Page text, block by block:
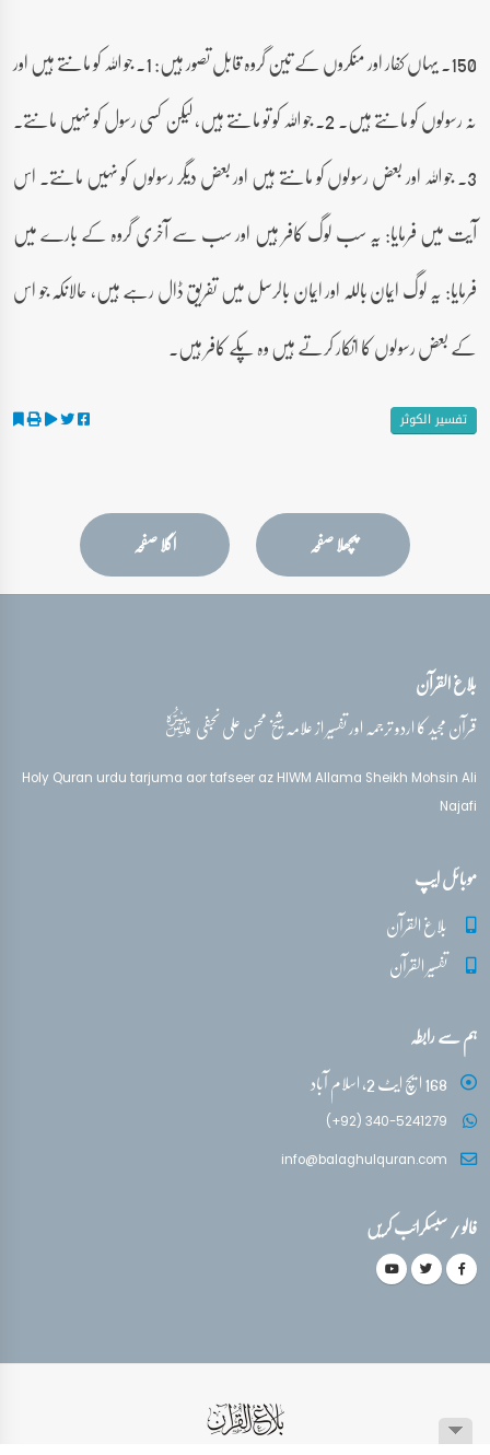
150۔ یہاں کفار اور منکروں کے تین گروہ قابل تصور ہیں: 1۔ جو اللہ کو مانتے ہیں اور
نہ رسولوں کو مانتے ہیں۔ 2۔ جو اللہ کو تو مانتے ہیں، لیکن کسی رسول کو نہیں مانتے۔
3۔ جو اللہ اور بعض رسولوں کو مانتے ہیں اور بعض دیگر رسولوں کو نہیں مانتے۔ اس
آیت میں فرمایا: یہ سب لوگ کافر ہیں اور سب سے آخری گروہ کے بارے میں
فرمایا: یہ لوگ ایمان باللہ اور ایمان بالرسل میں تفریق ڈال رہے ہیں، حالانکہ جو اس
کے بعض رسولوں کا انکار کرتے ہیں وہ پکے کافر ہیں۔
تفسیر الکوثر
پچھلا صفحہ اگلا صفحہ
بلاغ القرآن
قرآن مجید کا اردو ترجمہ اور تفسیر از علامہ شیخ محسن علی نجفیقدس‌سره
Holy Quran urdu tarjuma aor tafseer az HIWM Allama Sheikh Mohsin Ali
Najafi
موبائل ایپ
بلاغ القرآن
تفسیر القرآن
ہم سے رابطہ
168 ایچ ایٹ 2، اسلام آباد
(+92) 340-5241279
info@balaghulquran.com
فالو / سبسکرائب کریں